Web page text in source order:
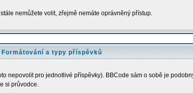
nemůžete volit, zřejmě nemáte oprávněný přístup.
Formátování a typy příspěvků
nepovolit pro jednotlivé příspěvky). BBCode sám o sobě je
si průvodce.